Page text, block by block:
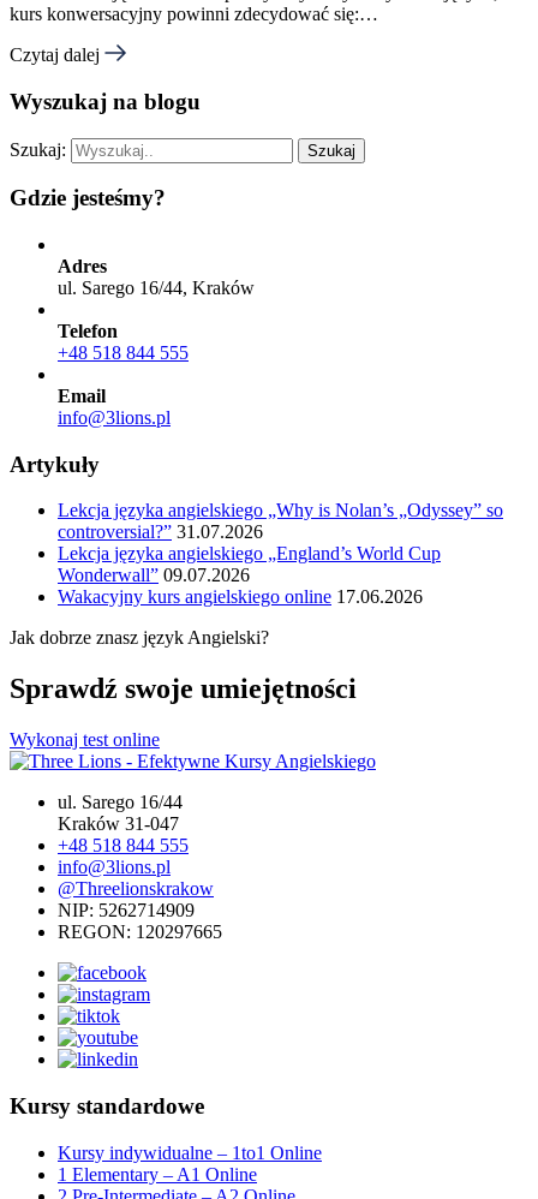
kurs konwersacyjny powinni zdecydować się:…
Czytaj dalej
Wyszukaj na blogu
Szukaj: Szukaj
Gdzie jesteśmy?
Adres
ul. Sarego 16/44, Kraków
Telefon
+48 518 844 555
Email
info@3lions.pl
Artykuły
Lekcja języka angielskiego „Why is Nolan’s „Odyssey” so
controversial?” 31.07.2026
Lekcja języka angielskiego „England’s World Cup
Wonderwall” 09.07.2026
Wakacyjny kurs angielskiego online 17.06.2026
Jak dobrze znasz język Angielski?
Sprawdź swoje umiejętności
Wykonaj test online
ul. Sarego 16/44
Kraków 31-047
+48 518 844 555
info@3lions.pl
@Threelionskrakow
NIP: 5262714909
REGON: 120297665
Kursy standardowe
Kursy indywidualne – 1to1 Online
1 Elementary – A1 Online